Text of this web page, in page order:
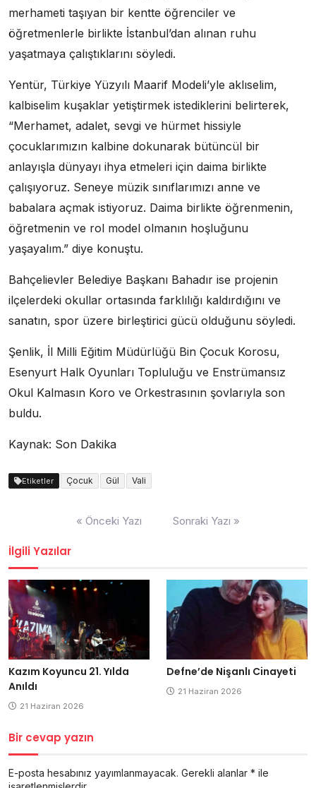
merhameti taşıyan bir kentte öğrenciler ve
öğretmenlerle birlikte İstanbul’dan alınan ruhu
yaşatmaya çalıştıklarını söyledi.
Yentür, Türkiye Yüzyılı Maarif Modeli’yle aklıselim,
kalbiselim kuşaklar yetiştirmek istediklerini belirterek,
“Merhamet, adalet, sevgi ve hürmet hissiyle
çocuklarımızın kalbine dokunarak bütüncül bir
anlayışla dünyayı ihya etmeleri için daima birlikte
çalışıyoruz. Seneye müzik sınıflarımızı anne ve
babalara açmak istiyoruz. Daima birlikte öğrenmenin,
öğretmenin ve rol model olmanın hoşluğunu
yaşayalım.” diye konuştu.
Bahçelievler Belediye Başkanı Bahadır ise projenin
ilçelerdeki okullar ortasında farklılığı kaldırdığını ve
sanatın, spor üzere birleştirici gücü olduğunu söyledi.
Şenlik, İl Milli Eğitim Müdürlüğü Bin Çocuk Korosu,
Esenyurt Halk Oyunları Topluluğu ve Enstrümansız
Okul Kalmasın Koro ve Orkestrasının şovlarıyla son
buldu.
Kaynak: Son Dakika
Etiketler Çocuk Gül Vali
« Önceki Yazı Sonraki Yazı »
İlgili Yazılar
Kazım Koyuncu 21. Yılda
Anıldı
21 Haziran 2026
Defne’de Nişanlı Cinayeti
21 Haziran 2026
Bir cevap yazın
E-posta hesabınız yayımlanmayacak. Gerekli alanlar * ile